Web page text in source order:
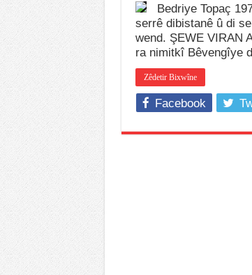
Bedriye Topaç
serrê dibistanê û di
wend. ŞEWE VIRAN
ra nimitkî Bêvengîye
Zêdetir Bixwîne
Facebook